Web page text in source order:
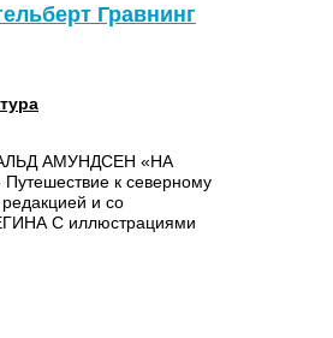
Гравнинг
АМУНДСЕН «НА
к северному
и со
С иллюстрациями